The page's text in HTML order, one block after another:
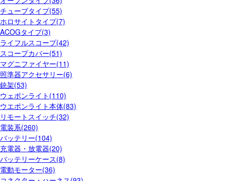
チューブタイプ(55)
ホロサイトタイプ(7)
ACOGタイプ(3)
ライフルスコープ(42)
スコープカバー(51)
マグニファイヤー(11)
照準器アクセサリー(6)
銃架(53)
ウェポンライト(110)
ウエポンライト本体(83)
リモートスイッチ(32)
電装系(260)
バッテリー(104)
充電器・放電器(20)
バッテリーケース(8)
電動モーター(36)